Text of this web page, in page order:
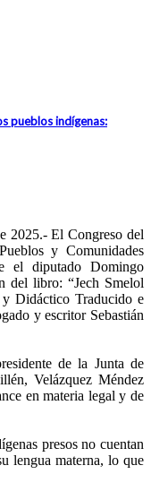
pueblos indígenas:
2025.- El Congreso del
y Comunidades
el diputado Domingo
del libro: “Jech Smelol
Didáctico Traducido e
y escritor Sebastián
de la Junta de
Velázquez Méndez
en materia legal y de
presos no cuentan
lengua materna, lo que